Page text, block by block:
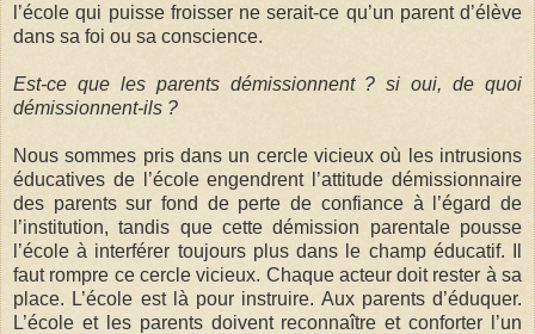
l’école qui puisse froisser ne serait-ce qu’un parent d’élève
dans sa foi ou sa conscience.
Est-ce que les parents démissionnent ? si oui, de quoi
démissionnent-ils ?
Nous sommes pris dans un cercle vicieux où les intrusions
éducatives de l’école engendrent l’attitude démissionnaire
des parents sur fond de perte de confiance à l’égard de
l’institution, tandis que cette démission parentale pousse
l’école à interférer toujours plus dans le champ éducatif. Il
faut rompre ce cercle vicieux. Chaque acteur doit rester à sa
place. L’école est là pour instruire. Aux parents d’éduquer.
L’école et les parents doivent reconnaître et conforter l’un